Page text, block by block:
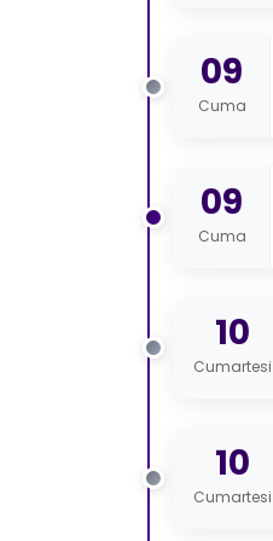
09
Cuma
09
Cuma
10
Cumartesi
10
Cumartesi